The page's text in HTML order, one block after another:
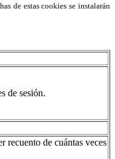
de estas cookies se instalarán
de sesión.
de cuántas veces